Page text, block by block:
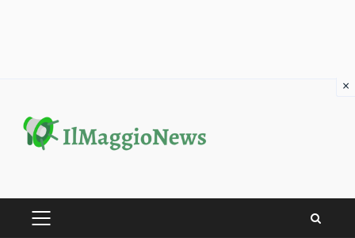
content
PRIMARY
×